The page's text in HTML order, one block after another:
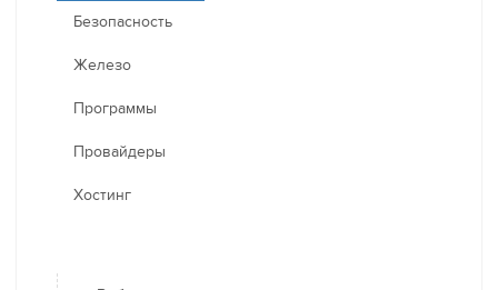
Безопасность
Железо
Программы
Провайдеры
Хостинг